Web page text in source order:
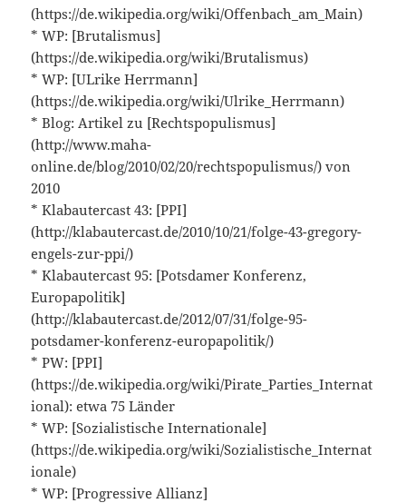
(https://de.wikipedia.org/wiki/Offenbach_am_Main)
* WP: [Brutalismus]
(https://de.wikipedia.org/wiki/Brutalismus)
* WP: [ULrike Herrmann]
(https://de.wikipedia.org/wiki/Ulrike_Herrmann)
* Blog: Artikel zu [Rechtspopulismus]
(http://www.maha-
online.de/blog/2010/02/20/rechtspopulismus/) von
2010
* Klabautercast 43: [PPI]
(http://klabautercast.de/2010/10/21/folge-43-gregory-
engels-zur-ppi/)
* Klabautercast 95: [Potsdamer Konferenz,
Europapolitik]
(http://klabautercast.de/2012/07/31/folge-95-
potsdamer-konferenz-europapolitik/)
* PW: [PPI]
(https://de.wikipedia.org/wiki/Pirate_Parties_Internat
ional): etwa 75 Länder
* WP: [Sozialistische Internationale]
(https://de.wikipedia.org/wiki/Sozialistische_Internat
ionale)
* WP: [Progressive Allianz]